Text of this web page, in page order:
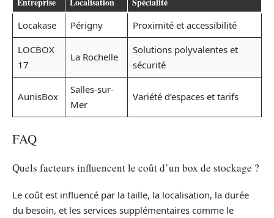
Locakase Périgny
Proximité et accessibilité
LOCBOX
17
La Rochelle
Solutions polyvalentes et
sécurité
AunisBox
Salles-sur-
Mer
Variété d’espaces et tarifs
FAQ
Quels facteurs influencent le coût d’un box de stockage ?
Le coût est influencé par la taille, la localisation, la durée
du besoin, et les services supplémentaires comme le